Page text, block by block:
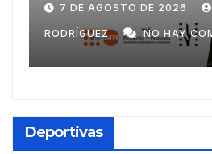
TORRES 6 DE AGOSTO
RODRÍGUEZ
Deportivas